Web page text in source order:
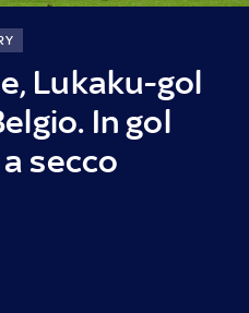
Lukaku-gol
In gol
secco